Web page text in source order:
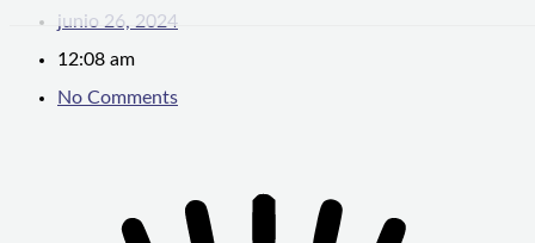
junio 26, 2024
12:08 am
No Comments